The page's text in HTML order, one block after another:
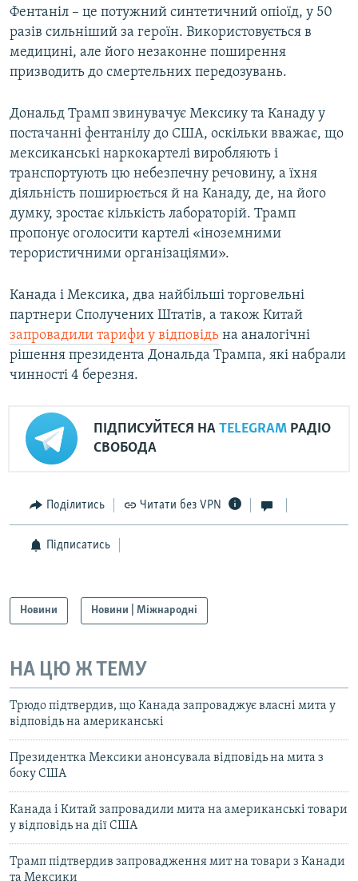
Фентаніл – це потужний синтетичний опіоїд, у 50
разів сильніший за героїн. Використовується в
медицині, але його незаконне поширення
призводить до смертельних передозувань.
Дональд Трамп звинувачує Мексику та Канаду у
постачанні фентанілу до США, оскільки вважає, що
мексиканські наркокартелі виробляють і
транспортують цю небезпечну речовину, а їхня
діяльність поширюється й на Канаду, де, на його
думку, зростає кількість лабораторій. Трамп
пропонує оголосити картелі «іноземними
терористичними організаціями».
Канада і Мексика, два найбільші торговельні
партнери Сполучених Штатів, а також Китай
запровадили тарифи у відповідь на аналогічні
рішення президента Дональда Трампа, які набрали
чинності 4 березня.
ПІДПИСУЙТЕСЯ НА TELEGRAM РАДІО
СВОБОДА
Поділитись Читати без VPN
Підписатись
Новини Новини | Міжнародні
НА ЦЮ Ж ТЕМУ
Трюдо підтвердив, що Канада запроваджує власні мита у
відповідь на американські
Президентка Мексики анонсувала відповідь на мита з
боку США
Канада і Китай запровадили мита на американські товари
у відповідь на дії США
Трамп підтвердив запровадження мит на товари з Канади
та Мексики